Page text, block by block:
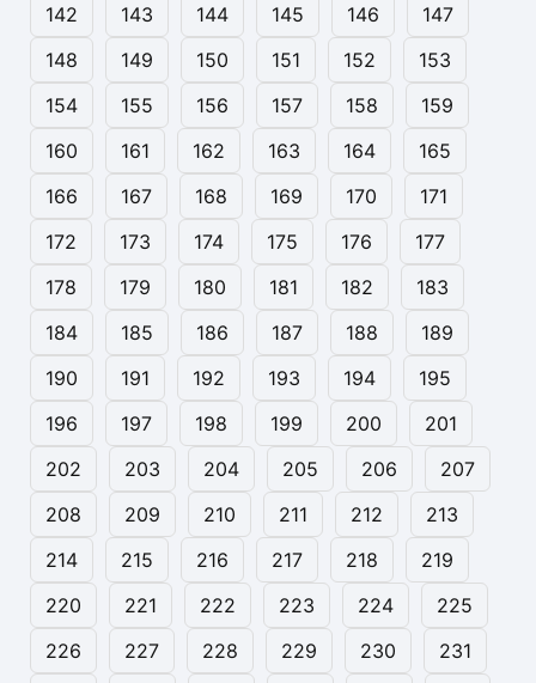
142
143 144 145 146
147
148
149 150 151 152
153
154
155 156 157 158
159
160
161 162 163 164
165
166
167 168 169 170
171
172
173 174 175 176
177
178
179 180 181 182
183
184
185 186 187 188
189
190
191 192 193 194
195
196
197 198 199 200
201
202
203 204 205 206
207
208
209 210 211 212
213
214
215 216 217 218
219
220
221 222 223 224
225
226
227 228 229 230
231